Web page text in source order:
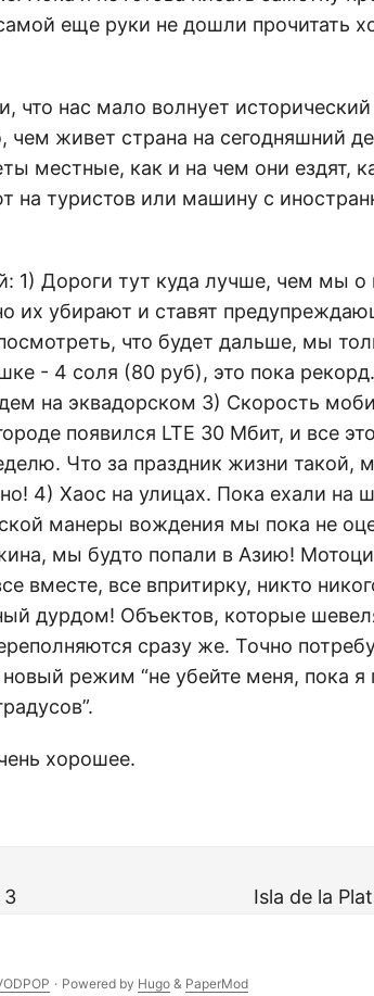
еще руки не дошли прочитать
нас мало волнует исторический
чем живет страна на сегодняшний
местные, как и на чем они ездят,
на туристов или машину с
1) Дороги тут куда лучше, чем мы о
их убирают и ставят
что будет дальше, мы
- 4 соля (80 руб), это пока
на эквадорском 3) Скорость
появился LTE 30 Мбит, и все это
Что за праздник жизни такой,
4) Хаос на улицах. Пока ехали на
манеры вождения мы пока не
мы будто попали в Азию!
вместе, все впритирку, никто
дурдом! Объектов, которые
сразу же. Точно
режим “не убейте меня, пока я
хорошее.
3 Isla de la
· Powered by Hugo & PaperMod